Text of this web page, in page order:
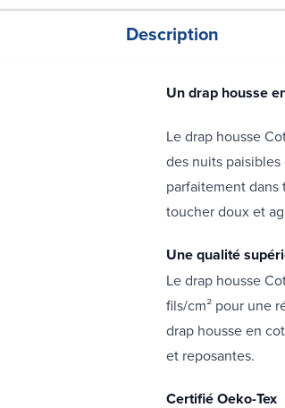
Description
Un drap housse
Le drap housse
des nuits
parfaitement dans
toucher doux et
Une qualité
Le drap housse
fils/cm² pour une
drap housse en
et reposantes.
Certifié Oeko-Tex